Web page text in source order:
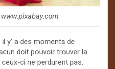
y’ a des moments de
doit pouvoir trouver la
ci ne perdurent pas.